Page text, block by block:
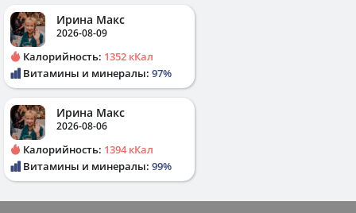
Ирина Макс
2026-08-09
Калорийность: 1352 кКал
Витамины и минералы: 97%
Ирина Макс
2026-08-06
Калорийность: 1394 кКал
Витамины и минералы: 99%